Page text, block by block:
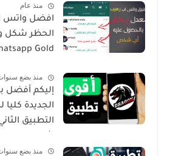
منذ عام
افضل واتس
الحظر شكل
Gold
منذ بضع
إليكم أفضل
التطبيق
منذ بضع